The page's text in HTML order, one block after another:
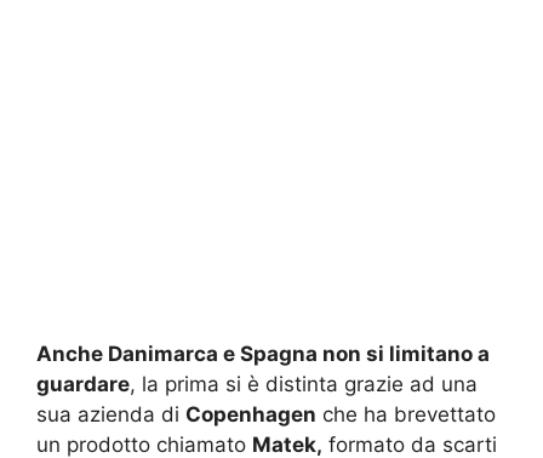
Anche Danimarca e Spagna non si limitano a
guardare, la prima si è distinta grazie ad una
sua azienda di Copenhagen che ha brevettato
un prodotto chiamato Matek, formato da scarti